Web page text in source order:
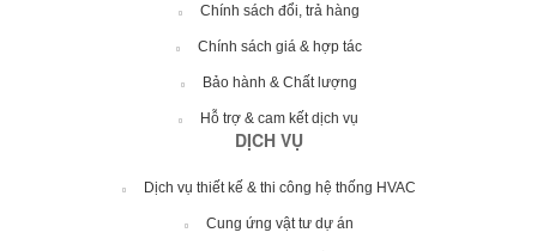
Chính sách đổi, trả hàng
Chính sách giá & hợp tác
Bảo hành & Chất lượng
Hỗ trợ & cam kết dịch vụ
DỊCH VỤ
Dịch vụ thiết kế & thi công hệ thống HVAC
Cung ứng vật tư dự án